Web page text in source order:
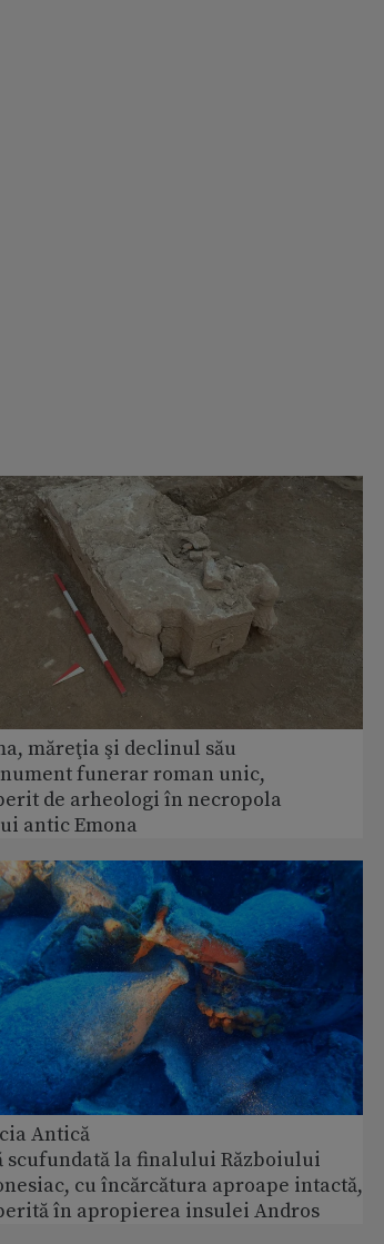
măreţia şi declinul său
funerar roman unic,
de arheologi în necropola
antic Emona
Antică
scufundată la finalului Războiului
cu încărcătura aproape intactă,
în apropierea insulei Andros